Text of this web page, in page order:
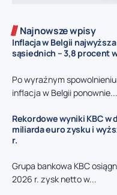
Najnowsze wpisy
Inflacja w Belgii
sąsiednich – 3,8 procent
Po wyraźnym
inflacja w Belgii ponownie...
Rekordowe wyniki KBC w
miliarda euro zysku i
r.
Grupa bankowa KBC
2026 r. zysk netto w...